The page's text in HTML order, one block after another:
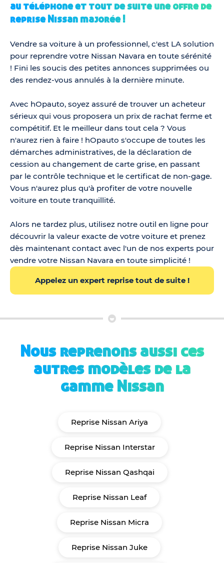
au téléphone et tout de suite une offre de
reprise Nissan majorée !
Vendre sa voiture à un professionnel, c'est LA solution
pour reprendre votre Nissan Navara en toute sérénité
! Fini les soucis des petites annonces supprimées ou
des rendez-vous annulés à la dernière minute.
Avec hOpauto, soyez assuré de trouver un acheteur
sérieux qui vous proposera un prix de rachat ferme et
compétitif. Et le meilleur dans tout cela ? Vous
n'aurez rien à faire ! hOpauto s'occupe de toutes les
démarches administratives, de la déclaration de
cession au changement de carte grise, en passant
par le contrôle technique et le certificat de non-gage.
Vous n'aurez plus qu'à profiter de votre nouvelle
voiture en toute tranquillité.
Alors ne tardez plus, utilisez notre outil en ligne pour
découvrir la valeur exacte de votre voiture et prenez
dès maintenant contact avec l'un de nos experts pour
vendre votre Nissan Navara en toute simplicité !
Appelez un expert reprise tout de suite !
Nous reprenons aussi ces
autres modèles de la
gamme Nissan
Reprise Nissan Ariya
Reprise Nissan Interstar
Reprise Nissan Qashqai
Reprise Nissan Leaf
Reprise Nissan Micra
Reprise Nissan Juke